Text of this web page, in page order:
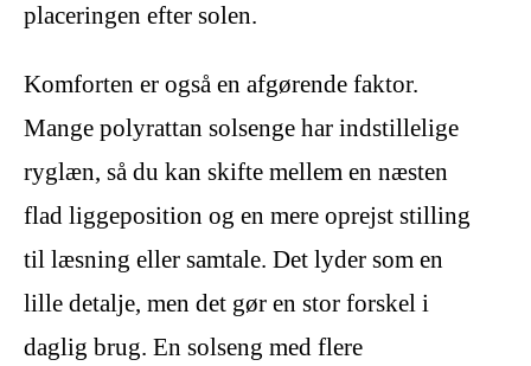
placeringen efter solen.
Komforten er også en afgørende faktor.
Mange polyrattan solsenge har indstillelige
ryglæn, så du kan skifte mellem en næsten
flad liggeposition og en mere oprejst stilling
til læsning eller samtale. Det lyder som en
lille detalje, men det gør en stor forskel i
daglig brug. En solseng med flere